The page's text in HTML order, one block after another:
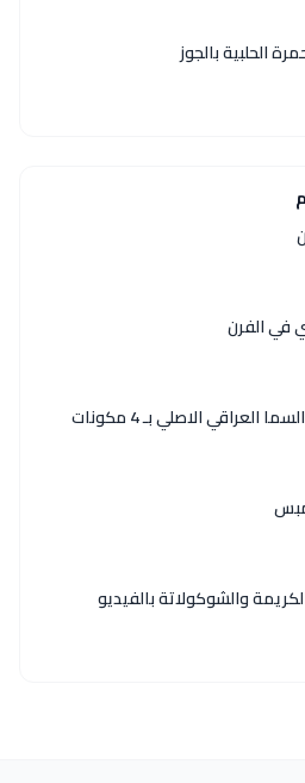
الحلبية بالجوز
في الفرن
الاصلي بـ 4 مكونات
والشوكولاتة بالفيديو